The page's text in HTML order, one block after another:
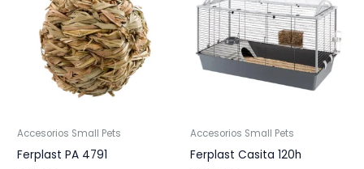
Accesorios Small Pets
Ferplast PA 4791
Accesorios Small Pets
Ferplast Casita 120h